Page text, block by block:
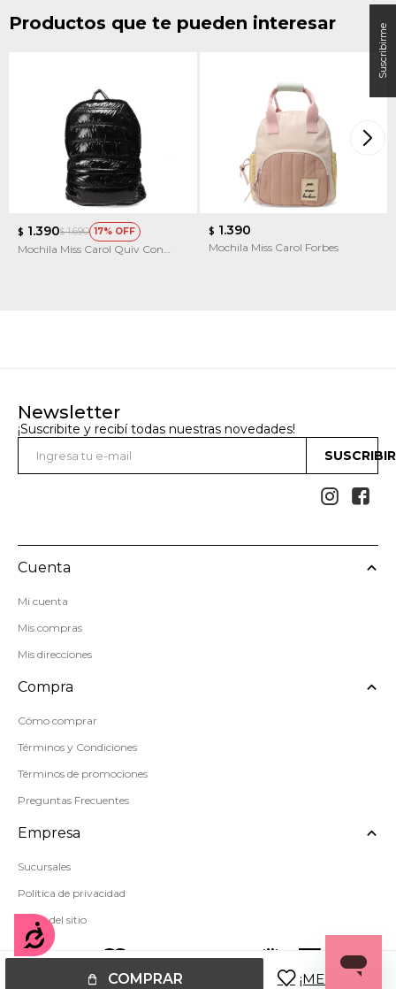
Accesibilidad
COMPRAR
Productos que te pueden interesar
$ 1.390$ 1.690 17
Mochila Miss Carol Quiv Con
$ 1.390
Mochila Miss Carol Forbes
Newsletter
¡Suscribite y recibí todas nuestras novedades!
 
Cuenta
Mi cuenta
Mis compras
Mis direcciones
Compra
Cómo comprar
Términos y Condiciones
Términos de promociones
Preguntas Frecuentes
Empresa
Sucursales
Política de privacidad
Mapa del sitio